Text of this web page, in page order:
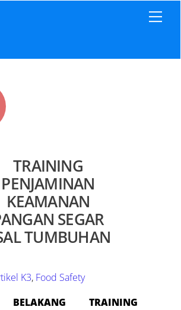
TRAINING
PENJAMINAN
KEAMANAN
SEGAR
TUMBUHAN
K3, Food Safety
TRAINING